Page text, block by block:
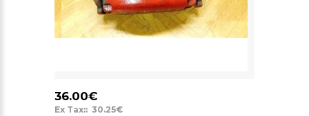
36.00€
Ex Tax:: 30.25€